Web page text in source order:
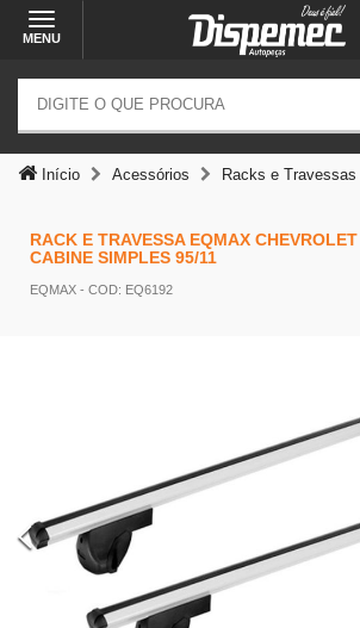
MENU
Início Acessórios Racks e Travessas
RACK E TRAVESSA EQMAX
CABINE SIMPLES 95/11
EQMAX - COD: EQ6192
Temos outras
adequadas